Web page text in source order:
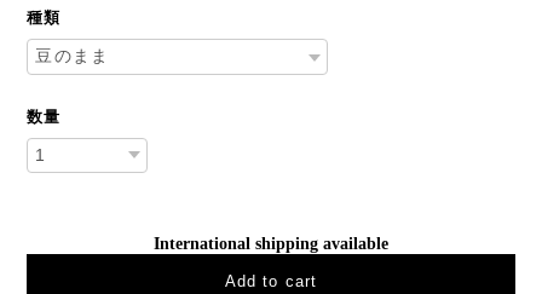
種類
数量
International shipping available
Add to cart